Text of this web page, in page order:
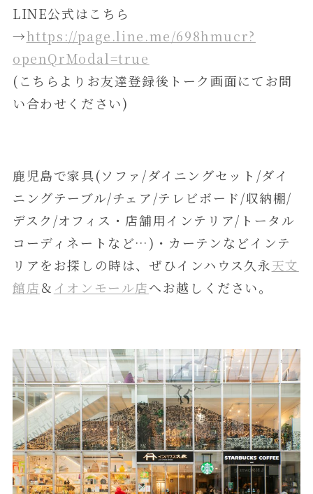
LINE公式はこちら
→https://page.line.me/698hmucr?
openQrModal=true
(こちらよりお友達登録後トーク画面にてお問
い合わせください)
鹿児島で家具(ソファ/ダイニングセット/ダイ
ニングテーブル/チェア/テレビボード/収納棚/
デスク/オフィス・店舗用インテリア/トータル
コーディネートなど…)・カーテンなどインテ
リアをお探しの時は、ぜひインハウス久永天文
館店＆ イオンモール店へお越しください。